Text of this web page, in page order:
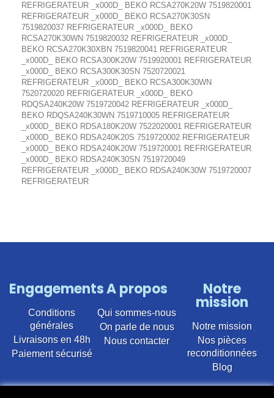
REFRIGERATEUR _x000D_ BEKO RCSA270K20W 7519820001
REFRIGERATEUR _x000D_ BEKO RCSA270K30SN
7519820037 REFRIGERATEUR _x000D_ BEKO
RCSA270K30WN 7519820032 REFRIGERATEUR _x000D_
BEKO RCSA270K30XBN 7519820041 REFRIGERATEUR
_x000D_ BEKO RCSA300K20W 7519920001 REFRIGERATEUR
_x000D_ BEKO RCSA300K30SN 7520720021
REFRIGERATEUR _x000D_ BEKO RCSA300K30WN
7520720020 REFRIGERATEUR _x000D_ BEKO
RDQSA240K20W 7519720042 REFRIGERATEUR _x000D_
BEKO RDQSA240K30WN 7519710005 REFRIGERATEUR
_x000D_ BEKO RDSA180K20W 7522020001 REFRIGERATEUR
_x000D_ BEKO RDSA240K20S 7519720002 REFRIGERATEUR
_x000D_ BEKO RDSA240K20W 7519720001 REFRIGERATEUR
_x000D_ BEKO RDSA240K30SN 7519720049
REFRIGERATEUR _x000D_ BEKO RDSA240K30W 7519720007
REFRIGERATEUR
Engagements
Conditions
générales
Livraisons en 48h
Paiement sécurisé
A propos
Qui sommes-nous
On parle de nous
Nous contacter
Notre
mission
Notre mission
Nos pièces
reconditionnées
Blog